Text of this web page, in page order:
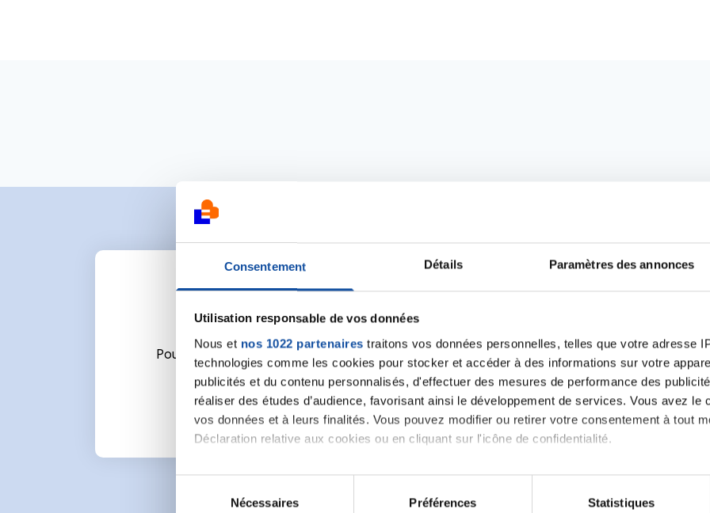
Consentement Détails Paramètres des annonces
Utilisation responsable de vos données
Nous et nos 1022 partenaires traitons vos données personnelles, telles que votre adresse
technologies comme les cookies pour stocker et accéder à des informations sur votre
publicités et du contenu personnalisés, d'effectuer des mesures de performance des
réaliser des études d’audience, favorisant ainsi le développement de services. Vous avez le
vos données et à leurs finalités. Vous pouvez modifier ou retirer votre consentement à tout
Déclaration relative aux cookies ou en cliquant sur l'icône de confidentialité.
Si vous le permettez, nous aimerions également :
Collecter des informations sur votre localisation géographique qui peuvent être
Nécessaires Préférences Statistiques
Ecrire un
Pour écrire un commentaire ou lancer une nouvelle discussion vous aurez besoin de vous
Se connecter Créer un nouveau compte